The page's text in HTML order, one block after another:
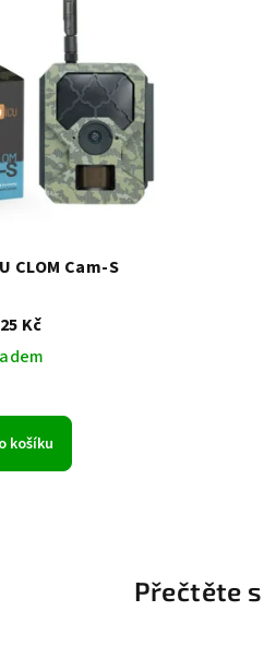
CLOM Cam-S
Kč
košíku
Přečtěte